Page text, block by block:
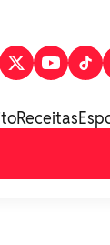
Receitas